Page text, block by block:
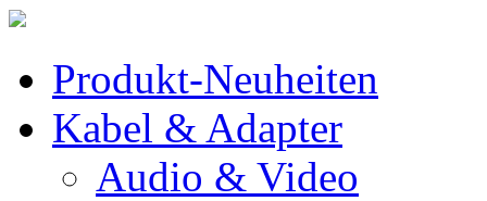
Produkt-Neuheiten
Kabel & Adapter
Audio & Video